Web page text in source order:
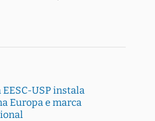
USP instala
Europa e marca